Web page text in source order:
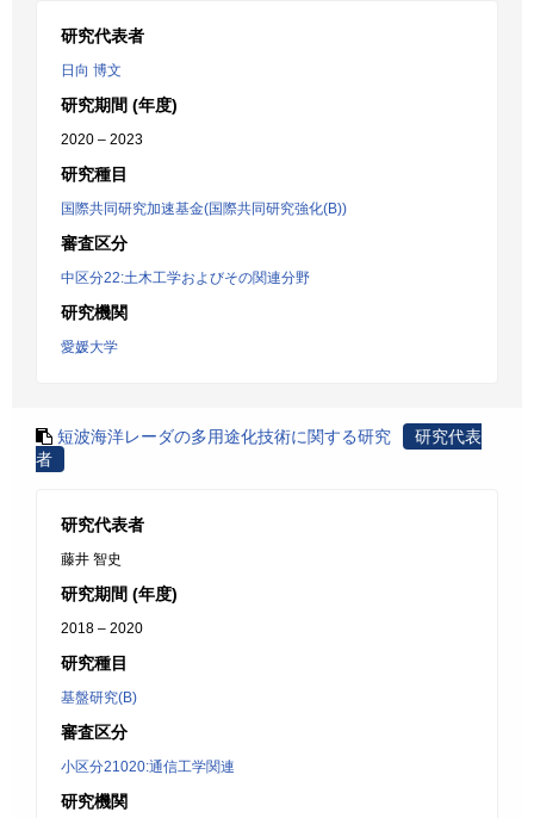
研究代表者
日向 博文
研究期間 (年度)
2020 – 2023
研究種目
国際共同研究加速基金(国際共同研究強化(B))
審査区分
中区分22:土木工学およびその関連分野
研究機関
愛媛大学
短波海洋レーダの多用途化技術に関する研究
研究代表
者
研究代表者
藤井 智史
研究期間 (年度)
2018 – 2020
研究種目
基盤研究(B)
審査区分
小区分21020:通信工学関連
研究機関